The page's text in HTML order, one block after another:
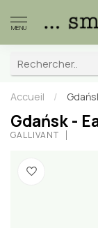
MENU
Accueil /
Gdańsk -
GALLIVANT